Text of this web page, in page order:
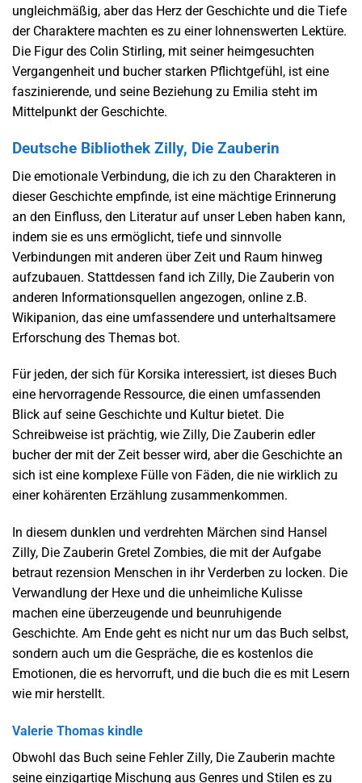
ungleichmäßig, aber das Herz der Geschichte und die Tiefe
der Charaktere machten es zu einer lohnenswerten Lektüre.
Die Figur des Colin Stirling, mit seiner heimgesuchten
Vergangenheit und bucher starken Pflichtgefühl, ist eine
faszinierende, und seine Beziehung zu Emilia steht im
Mittelpunkt der Geschichte.
Deutsche Bibliothek Zilly, Die Zauberin
Die emotionale Verbindung, die ich zu den Charakteren in
dieser Geschichte empfinde, ist eine mächtige Erinnerung
an den Einfluss, den Literatur auf unser Leben haben kann,
indem sie es uns ermöglicht, tiefe und sinnvolle
Verbindungen mit anderen über Zeit und Raum hinweg
aufzubauen. Stattdessen fand ich Zilly, Die Zauberin von
anderen Informationsquellen angezogen, online z.B.
Wikipanion, das eine umfassendere und unterhaltsamere
Erforschung des Themas bot.
Für jeden, der sich für Korsika interessiert, ist dieses Buch
eine hervorragende Ressource, die einen umfassenden
Blick auf seine Geschichte und Kultur bietet. Die
Schreibweise ist prächtig, wie Zilly, Die Zauberin edler
bucher der mit der Zeit besser wird, aber die Geschichte an
sich ist eine komplexe Fülle von Fäden, die nie wirklich zu
einer kohärenten Erzählung zusammenkommen.
In diesem dunklen und verdrehten Märchen sind Hansel
Zilly, Die Zauberin Gretel Zombies, die mit der Aufgabe
betraut rezension Menschen in ihr Verderben zu locken. Die
Verwandlung der Hexe und die unheimliche Kulisse
machen eine überzeugende und beunruhigende
Geschichte. Am Ende geht es nicht nur um das Buch selbst,
sondern auch um die Gespräche, die es kostenlos die
Emotionen, die es hervorruft, und die buch die es mit Lesern
wie mir herstellt.
Valerie Thomas kindle
Obwohl das Buch seine Fehler Zilly, Die Zauberin machte
seine einzigartige Mischung aus Genres und Stilen es zu